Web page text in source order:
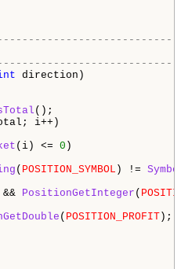
direction)
();
i++)
(i) <= 0 )
( POSITION_SYMBOL ) !=
&& PositionGetInteger (
( POSITION_PROFIT );